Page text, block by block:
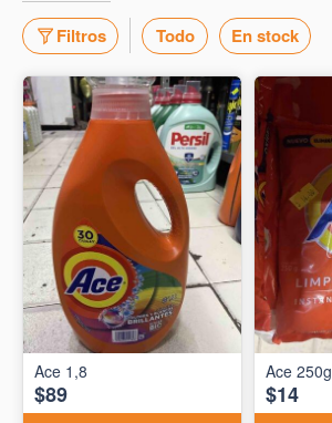
Filtros Todo En stock
Ace 1,8
$89
Ace 250g
$14